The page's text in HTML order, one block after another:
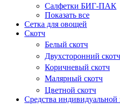
Салфетки БИГ-ПАК
Показать все
Сетка для овощей
Скотч
Белый скотч
Двухсторонний скотч
Коричневый скотч
Малярный скотч
Цветной скотч
Средства